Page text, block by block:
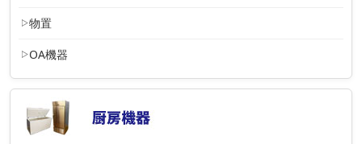
物置
OA機器